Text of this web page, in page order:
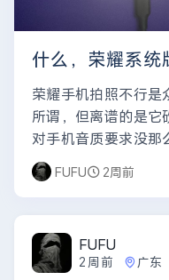
什么，荣耀系统
荣耀手机拍照不行是
所谓，但离谱的是它
对手机音质要求没那
更新日志里写的天
了，使用体验不好，...
FUFU 2周前
FUFU
2周前 广东